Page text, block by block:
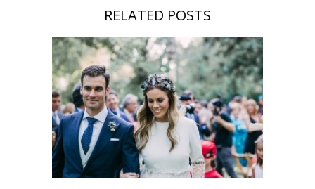
RELATED POSTS